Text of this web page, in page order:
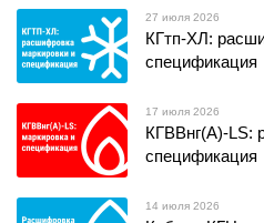
27 июля 2026
КГтп-ХЛ:
спецификация
17 июля 2026
КГВВнг(А)-LS:
спецификация
14 июля 2026